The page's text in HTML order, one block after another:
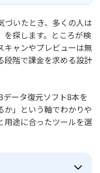
づいたとき、多くの人は
を探します。ところが検
キャンやプレビューは無
段階で課金を求める設計
ータ復元ソフト8本を
か」という軸でわかりや
用途に合ったツールを選